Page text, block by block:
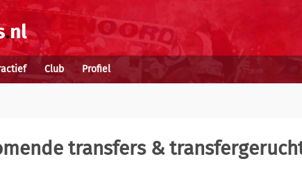
Club Profiel
transfers &